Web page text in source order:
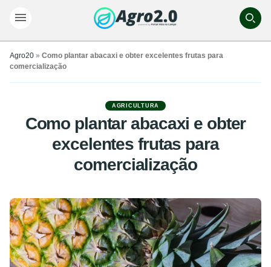
Agro20 » Como plantar abacaxi e obter excelentes frutas para
comercialização
AGRICULTURA
Como plantar abacaxi e obter
excelentes frutas para
comercialização